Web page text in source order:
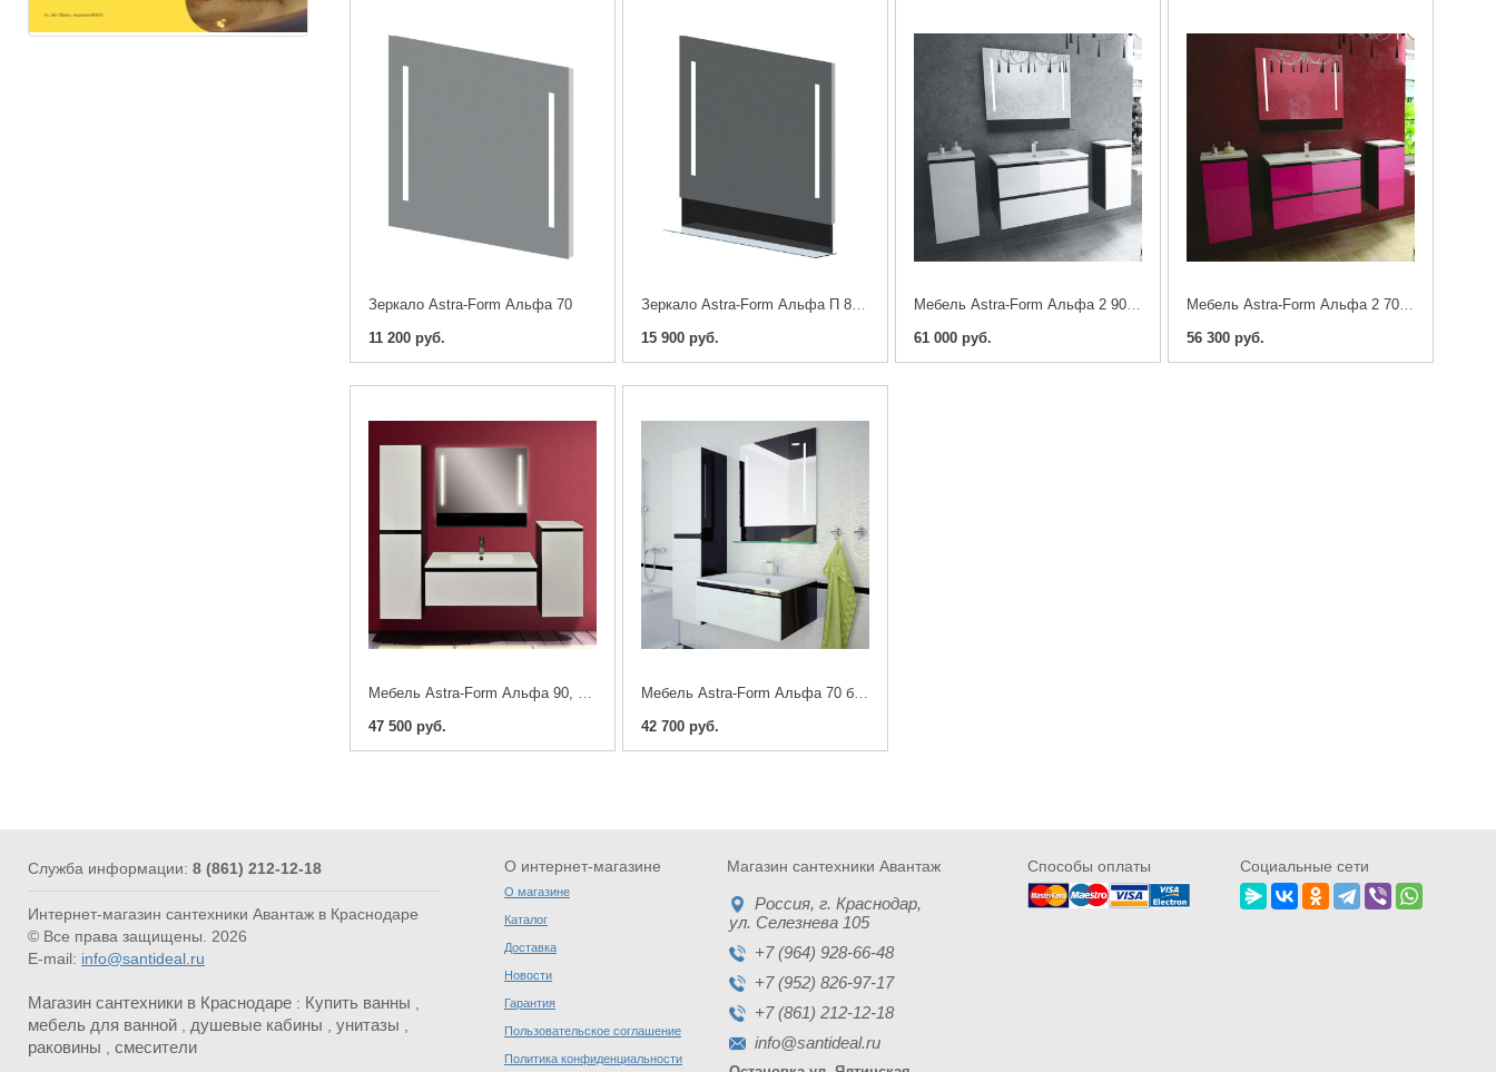
Зеркало Astra-Form Альфа 70
11 200 руб.
15 900 руб.
61 000 руб.
56 300 руб.
Мебель Astra-Form Альфа 90, белая (тумба с раковиной)
47 500 руб.
Мебель Astra-Form Альфа 70 белая, цветная
42 700 руб.
Служба информации: 8 (861) 212-12-18
Интернет-магазин сантехники Авантаж в Краснодаре
© Все права защищены. 2026
E-mail: info@santideal.ru
Магазин сантехники в Краснодаре : Купить ванны ,
мебель для ванной , душевые кабины , унитазы ,
раковины , смесители
О интернет-магазине
О магазине
Каталог
Доставка
Новости
Гарантия
Пользовательское соглашение
Политика конфиденциальности
Магазин сантехники Авантаж
Россия, г.Краснодар,
ул. Селезнева 105
+7 (964) 928-66-48
+7 (952) 826-97-17
+7 (861) 212-12-18
info@santideal.ru
Cпособы оплаты Социальные сети